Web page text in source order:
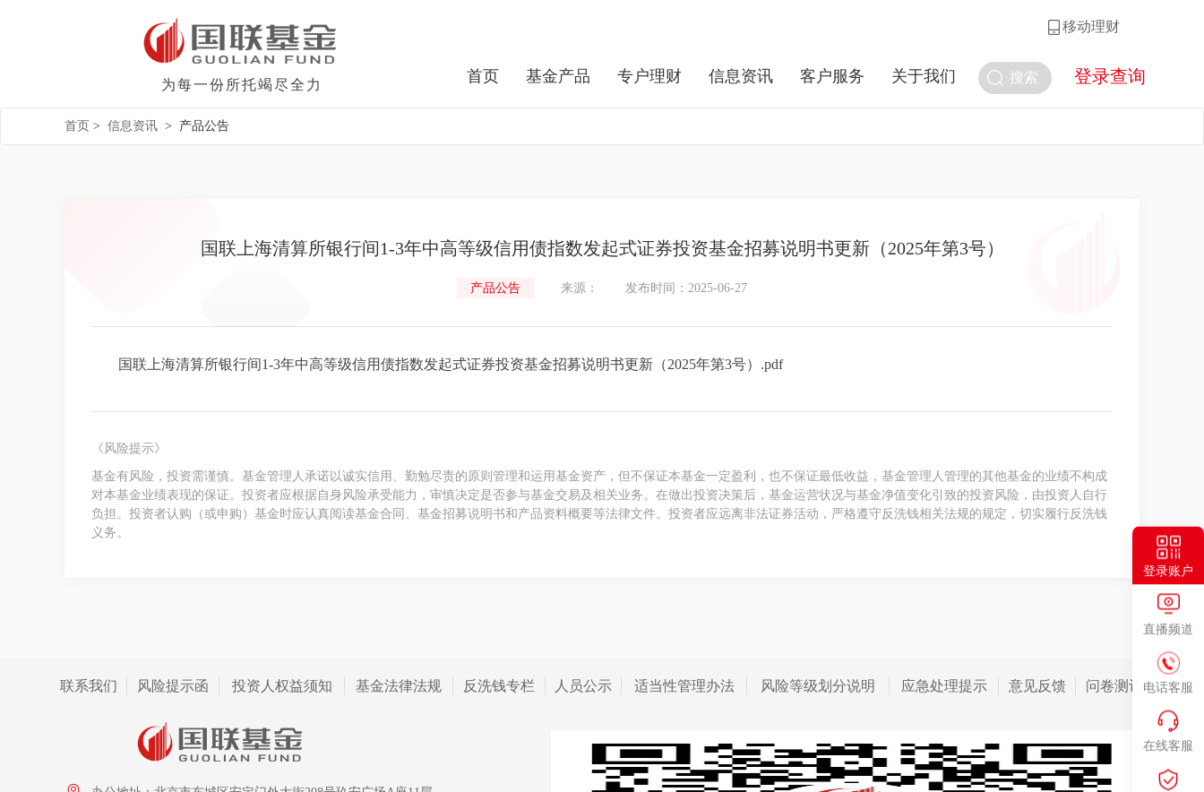
登录账户
直播频道
电话客服
在线客服
移动理财
为每一份所托竭尽全力 搜索 登录查询
首页 基金产品 专户理财 信息资讯 客户服务 关于我们
首页 > 信息资讯 > 产品公告
国联上海清算所银行间1-3年中高等级信用债指数发起式证券投资基金招募说明书更新（2025年第3号）
产品公告 来源： 发布时间：2025-06-27
国联上海清算所银行间1-3年中高等级信用债指数发起式证券投资基金招募说明书更新（2025年第3号）.pdf
《风险提示》
基金有风险，投资需谨慎。基金管理人承诺以诚实信用、勤勉尽责的原则管理和运用基金资产，但不保证本基金一定盈利，也不保证最低收益，基金管理人管理的其他基金的业绩不构成
对本基金业绩表现的保证。投资者应根据自身风险承受能力，审慎决定是否参与基金交易及相关业务。在做出投资决策后，基金运营状况与基金净值变化引致的投资风险，由投资人自行
负担。投资者认购（或申购）基金时应认真阅读基金合同、基金招募说明书和产品资料概要等法律文件。投资者应远离非法证券活动，严格遵守反洗钱相关法规的规定，切实履行反洗钱
义务。
联系我们 风险提示函 投资人权益须知 基金法律法规 反洗钱专栏 人员公示 适当性管理办法 风险等级划分说明 应急处理提示 意见反馈 问卷测评